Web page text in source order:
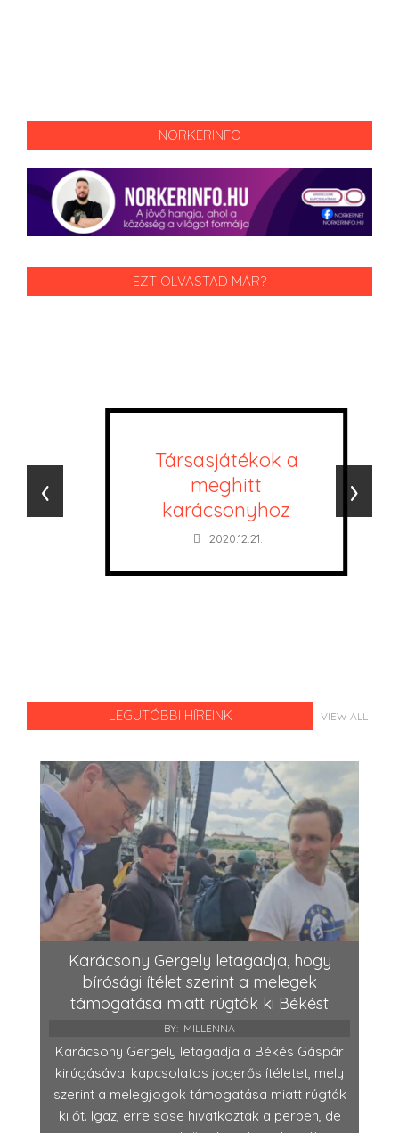
NORKERINFO
EZT OLVASTAD MÁR?
Társasjátékok a
meghitt
karácsonyhoz
2020.12.21.
‹ ›
LEGUTÓBBI HÍREINK VIEW ALL
Karácsony Gergely letagadja, hogy
bírósági ítélet szerint a melegek
támogatása miatt rúgták ki Békést
BY: MILLENNA
Karácsony Gergely letagadja a Békés Gáspár
kirúgásával kapcsolatos jogerős ítéletet, mely
szerint a melegjogok támogatása miatt rúgták
ki őt. Igaz, erre sose hivatkoztak a perben, de